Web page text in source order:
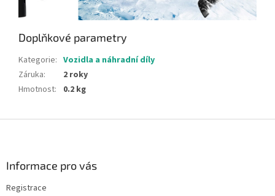
Doplňkové parametry
Kategorie: Vozidla a náhradní díly
Záruka:
2 roky
Hmotnost: 0.2 kg
Informace pro vás
Registrace